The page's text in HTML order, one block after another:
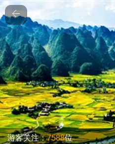
游客关注：7588位